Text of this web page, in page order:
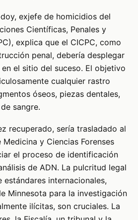
exjefe de homicidios del
Científicas, Penales y
explica que el CICPC, como
penal, debería desplegar
el sitio del suceso. El objetivo
cualquier rastro
óseos, piezas dentales,
sangre.
recuperado, sería trasladado al
y Ciencias Forenses
el proceso de identificación
de ADN. La pulcritud legal
internacionales,
Minnesota para la investigación
ilícitas, son cruciales. La